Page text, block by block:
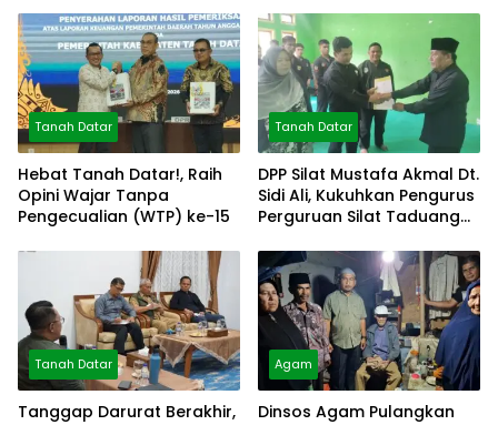
Tanah Datar
Hebat Tanah Datar!, Raih
Opini Wajar Tanpa
Pengecualian (WTP) ke-15
Tanah Datar
DPP Silat Mustafa Akmal Dt.
Sidi Ali, Kukuhkan Pengurus
Perguruan Silat Taduang
Tanah Datar
Tanggap Darurat Berakhir,
Agam
Dinsos Agam Pulangkan